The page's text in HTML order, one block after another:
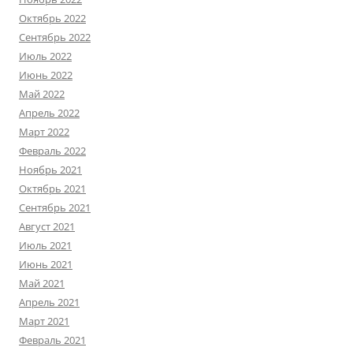
Октябрь 2022
Сентябрь 2022
Июль 2022
Июнь 2022
Май 2022
Апрель 2022
Март 2022
Февраль 2022
Ноябрь 2021
Октябрь 2021
Сентябрь 2021
Август 2021
Июль 2021
Июнь 2021
Май 2021
Апрель 2021
Март 2021
Февраль 2021